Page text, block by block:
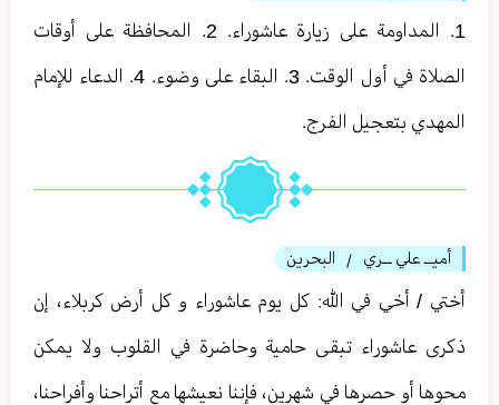
1. المداومة على زيارة عاشوراء. 2. المحافظة على أوقات
الصلاة في أول الوقت. 3. البقاء على وضوء. 4. الدعاء للإمام
المهدي بتعجيل الفرج.
أميــ علي ــري / البحرين
أختي / أخي في الله: كل يوم عاشوراء و كل أرض كربلاء، إن
ذكرى عاشوراء تبقى حامية وحاضرة في القلوب ولا يمكن
محوها أو حصرها في شهرين، فإننا نعيشها مع أتراحنا وأفراحنا،